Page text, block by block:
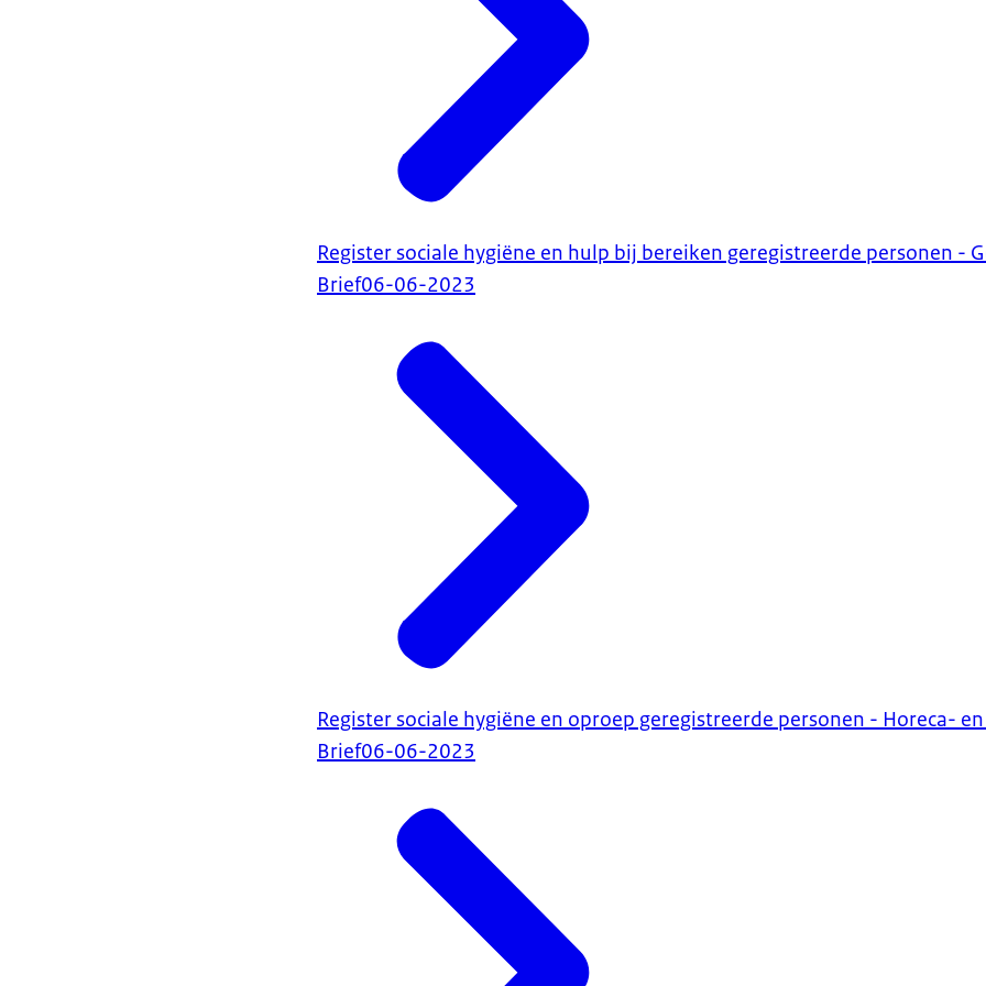
Register sociale hygiëne en hulp bij bereiken geregistreerde personen -
Brief06-06-2023
Register sociale hygiëne en oproep geregistreerde personen - Horeca-
Brief06-06-2023